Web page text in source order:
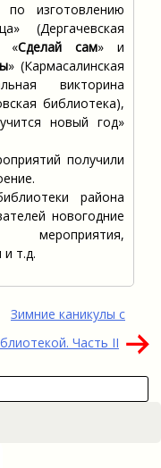
изготовлению
(Дергачевская
«Сделай сам» и
» (Кармасалинская
викторина
библиотека),
новый год»
получили
района
новогодние
мероприятия,
т.д.
Зимние каникулы с
Часть II